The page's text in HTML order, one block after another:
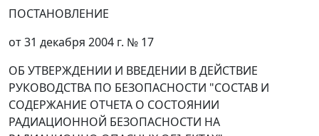
ПОСТАНОВЛЕНИЕ
от 31 декабря 2004 г. № 17
ОБ УТВЕРЖДЕНИИ И ВВЕДЕНИИ В ДЕЙСТВИЕ
РУКОВОДСТВА ПО БЕЗОПАСНОСТИ "СОСТАВ И
СОДЕРЖАНИЕ ОТЧЕТА О СОСТОЯНИИ
РАДИАЦИОННОЙ БЕЗОПАСНОСТИ НА